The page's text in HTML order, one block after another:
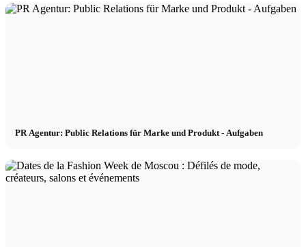
PR Agentur: Public Relations für Marke und Produkt - Aufgaben